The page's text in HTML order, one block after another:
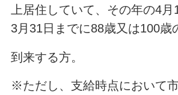
上居住していて、その年の4
3月31日までに88歳又は100歳
到来する方。
※ただし、支給時点において